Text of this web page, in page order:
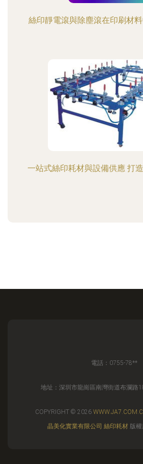
絲印靜電滾與除塵滾在印刷材
一站式絲印耗材與設備供應 打
電話：0755-78**
地址：深圳市龍崗區南灣街道布瀾路
COPYRIGHT © 2026
晶美化實業有限公司 絲印耗材 版